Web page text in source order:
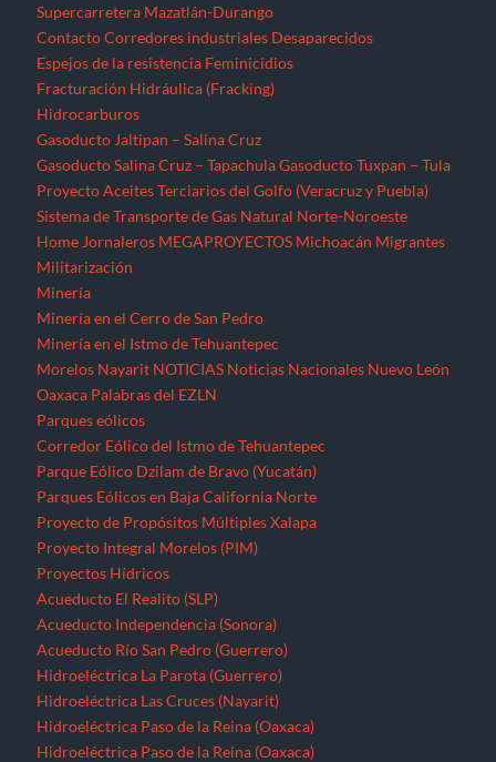
Supercarretera Mazatlán-Durango
Contacto Corredores industriales Desaparecidos
Espejos de la resistencia Feminicidios
Fracturación Hidráulica (Fracking)
Hidrocarburos
Gasoducto Jaltipan – Salina Cruz
Gasoducto Salina Cruz – Tapachula Gasoducto Tuxpan – Tula
Proyecto Aceites Terciarios del Golfo (Veracruz y Puebla)
Sistema de Transporte de Gas Natural Norte-Noroeste
Home Jornaleros MEGAPROYECTOS Michoacán Migrantes
Militarización
Minería
Minería en el Cerro de San Pedro
Minería en el Istmo de Tehuantepec
Morelos Nayarit NOTICIAS Noticias Nacionales Nuevo León
Oaxaca Palabras del EZLN
Parques eólicos
Corredor Eólico del Istmo de Tehuantepec
Parque Eólico Dzilam de Bravo (Yucatán)
Parques Eólicos en Baja California Norte
Proyecto de Propósitos Múltiples Xalapa
Proyecto Integral Morelos (PIM)
Proyectos Hídricos
Acueducto El Realito (SLP)
Acueducto Independencia (Sonora)
Acueducto Río San Pedro (Guerrero)
Hidroeléctrica La Parota (Guerrero)
Hidroeléctrica Las Cruces (Nayarit)
Hidroeléctrica Paso de la Reina (Oaxaca)
Hidroeléctrica Paso de la Reina (Oaxaca)